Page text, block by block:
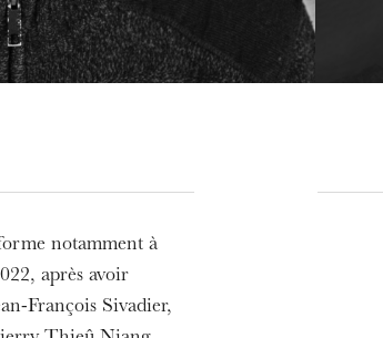
de
notamment à
après avoir
François Sivadier,